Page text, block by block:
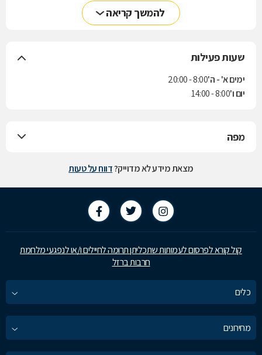
להמשך קריאה
שעות פעילות
ימים א' - ה'8:00 - 20:00
יום ו'8:00 - 14:00
מפה
מצאת מידע לא מדוייק?דווח על טעות
קול קורא לפרסום לעמותות שתכליתן תרומה לחיילים ו/או לנפגעי מלחמת
חרבות ברזל
כלים
מחירונים